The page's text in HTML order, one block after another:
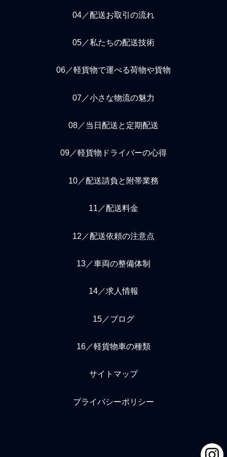
04／配送お取引の流れ
05／私たちの配送技術
06／軽貨物で運べる荷物や貨物
07／小さな物流の魅力
08／当日配送と定期配送
09／軽貨物ドライバーの心得
10／配送請負と附帯業務
11／配送料金
12／配送依頼の注意点
13／車両の整備体制
14／求人情報
15／ブログ
16／軽貨物車の種類
サイトマップ
プライバシーポリシー